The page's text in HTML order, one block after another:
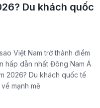
Du khách quốc
Việt Nam trở thành điểm
hấp dẫn nhất Đông Nam Á
2026? Du khách quốc tế
mạnh mẽ